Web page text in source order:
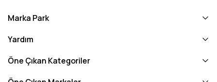
Marka Park
Yardım
Öne Çıkan Kategoriler